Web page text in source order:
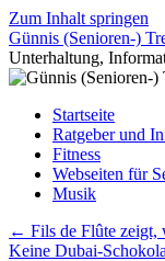
Zum Inhalt springen
Günnis (Senioren-)
Unterhaltung,
Startseite
Ratgeber und
Fitness
Webseiten für
Musik
← Fils de Flûte
Keine Dubai-